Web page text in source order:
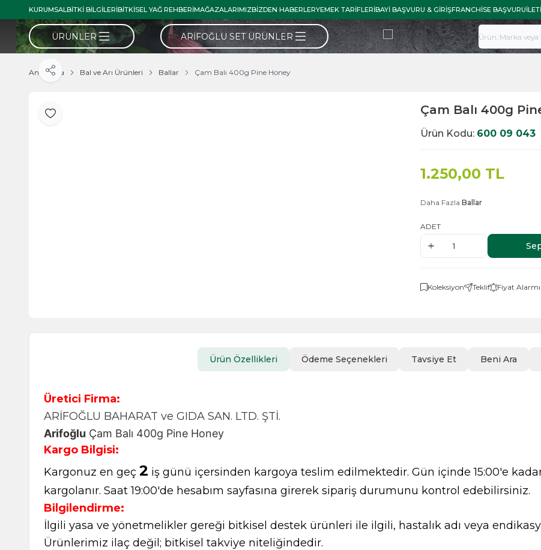
KURUMSALBITKI BILGILERIBITKISEL YAĞ REHBERIMAĞAZALARIMIZBIZDEN HABERLERYEMEK TARIFLERIBAYI BAŞVURU & GIRIŞFRANCHISE BAŞVURU
ÜRÜNLER ARIFOĞLU SET ÜRÜNLER
Ana Sayfa Bal ve Arı Ürünleri Ballar Çam Balı 400g Pine Honey
Favoriye Ekle
Paylaş
Çam Balı 400g
Ürün Kodu: 600 09 043
1.250,00 TL
Daha Fazla Ballar
ADET
Koleksiyon Teklif Fiyat Alarmı
Ürün Özellikleri Ödeme Seçenekleri Tavsiye Et Beni Ara
Üretici Firma:
ARİFOĞLU BAHARAT ve GIDA SAN. LTD. ŞTİ.
Arifoğlu Çam Balı 400g Pine Honey
Kargo Bilgisi:
Kargonuz en geç 2 iş günü içersinden kargoya teslim edilmektedir. Gün içinde 15:00'e
kargolanır. Saat 19:00'de hesabım sayfasına girerek sipariş durumunu kontrol edebilirsiniz.
Bilgilendirme:
İlgili yasa ve yönetmelikler gereği bitkisel destek ürünleri ile ilgili, hastalık adı veya
Ürünlerimiz ilaç değil; bitkisel takviye niteliğindedir.